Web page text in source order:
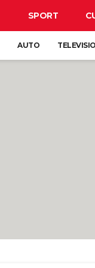
SPORT
AUTO